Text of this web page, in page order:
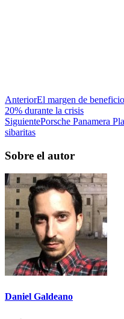
AnteriorEl margen de
20% durante la crisis
SiguientePorsche Panamera
sibaritas
Sobre el autor
Daniel Galdeano